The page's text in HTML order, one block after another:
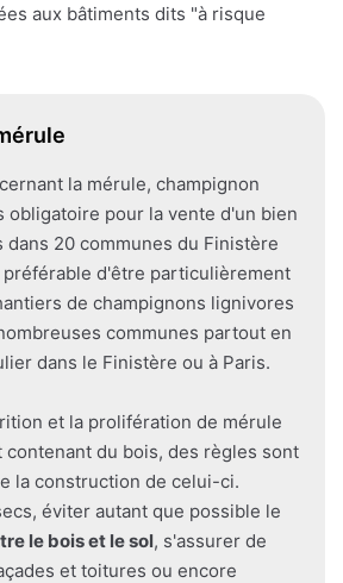
aux bâtiments dits "à risque
la mérule, champignon
obligatoire pour la vente d'un bien
20 communes du Finistère
préférable d'être particulièrement
de champignons lignivores
communes partout en
dans le Finistère ou à Paris.
et la prolifération de mérule
contenant du bois, des règles sont
la construction de celui-ci.
éviter autant que possible le
le bois et le sol, s'assurer de
et toitures ou encore